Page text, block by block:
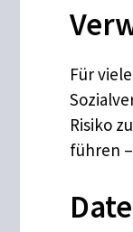
Für
Risiko
führen